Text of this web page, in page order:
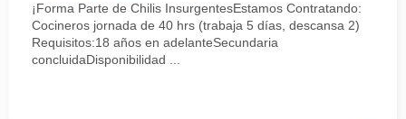
¡Forma Parte de Chilis InsurgentesEstamos Contratando:
Cocineros jornada de 40 hrs (trabaja 5 días, descansa 2)
Requisitos:18 años en adelanteSecundaria
concluidaDisponibilidad ...